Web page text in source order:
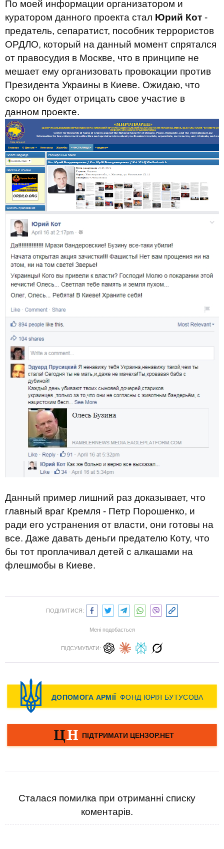
По моей информации организатором и
куратором данного проекта стал Юрий Кот -
предатель, сепаратист, пособник террористов
ОРДЛО, который на данный момент спрятался
от правосудия в Москве, что в принципе не
мешает ему организовать провокации против
Президента Украины в Киеве. Ожидаю, что
скоро он будет отрицать свое участие в
данном проекте.
Данный пример лишний раз доказывает, что
главный враг Кремля - Петр Порошенко, и
ради его устранения от власти, они готовы на
все. Даже давать деньги предателю Коту, что
бы тот проплачивал детей с алкашами на
флешмобы в Киеве.
ПОДІЛИТИСЯ:
Мені подобається
ПІДСУМУВАТИ:
Сталася помилка при отриманні списку
коментарів.